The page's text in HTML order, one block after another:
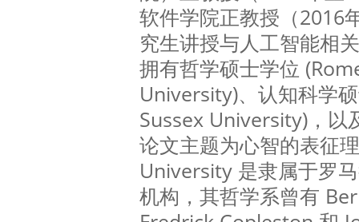
软件学院正教授（2016
究生讲授与人工智能相
拥有哲学硕士学位
University)、认知科学
Sussex University)，以
论文主题为心智的表征
University 是隶属于罗
机构，其哲学系曾有